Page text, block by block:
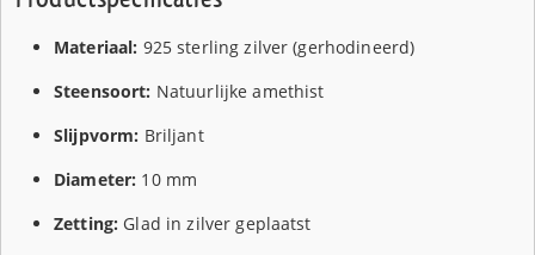
Materiaal: 925 sterling zilver (gerhodineerd)
Steensoort: Natuurlijke amethist
Slijpvorm: Briljant
Diameter: 10 mm
Zetting: Glad in zilver geplaatst